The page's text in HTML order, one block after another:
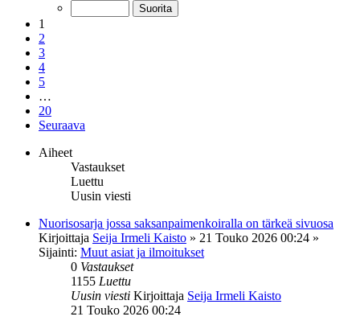
1
2
3
4
5
…
20
Seuraava
Aiheet
Vastaukset
Luettu
Uusin viesti
Nuorisosarja jossa saksanpaimenkoiralla on tärkeä sivuosa
Kirjoittaja Seija Irmeli Kaisto » 21 Touko 2026 00:24 »
Sijainti: Muut asiat ja ilmoitukset
0 Vastaukset
1155 Luettu
Uusin viesti Kirjoittaja Seija Irmeli Kaisto
21 Touko 2026 00:24